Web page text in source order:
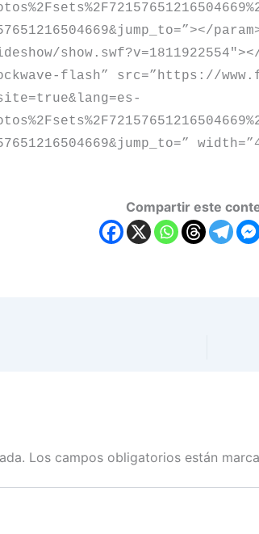
flash” src=”https://
Compartir este
Los campos obligatorios están